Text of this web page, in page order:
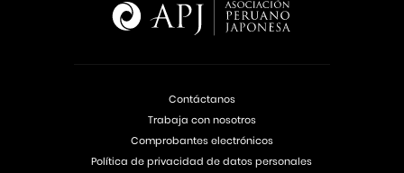
Contáctanos
Trabaja con nosotros
Comprobantes electrónicos
Política de privacidad de datos personales